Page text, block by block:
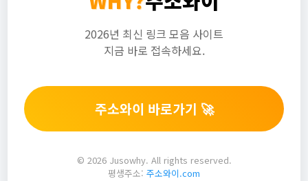
2026년 최신 링크 모음 사이트
지금 바로 접속하세요.
주소와이 바로가기 🚀
© 2026 Jusowhy. All rights reserved.
평생주소: 주소와이.com